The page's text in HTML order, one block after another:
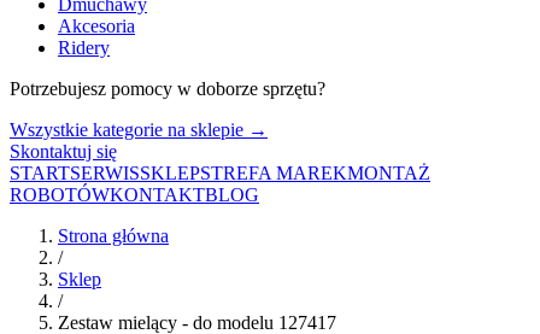
Dmuchawy
Akcesoria
Ridery
Potrzebujesz pomocy w doborze sprzętu?
Wszystkie kategorie na sklepie →
Skontaktuj się
STARTSERWISSKLEPSTREFA MAREKMONTAŻ
ROBOTÓWKONTAKTBLOG
Strona główna
/
Sklep
/
Zestaw mielący - do modelu 127417